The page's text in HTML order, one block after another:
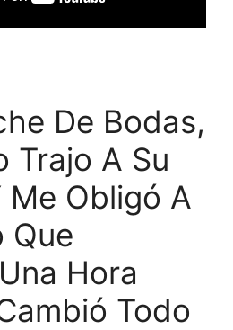
De Bodas,
Trajo A Su
Me Obligó A
Que
Hora
Todo